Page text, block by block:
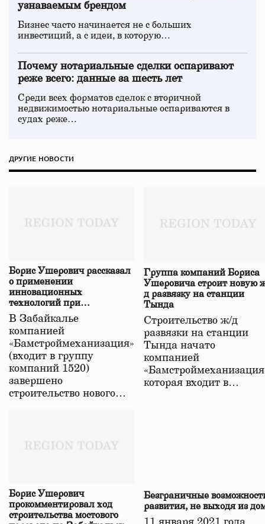
узнаваемым брендом
Бизнес часто начинается не с больших
инвестиций, а с идеи, в которую…
Почему нотариальные сделки оспаривают
реже всего: данные за шесть лет
Среди всех форматов сделок с вторичной
недвижимостью нотариальные оспариваются в
судах реже…
ДРУГИЕ НОВОСТИ
Борис Ушерович рассказал
о применении
инновационных
технологий при
строительстве нового моста
в Забайкалье
В Забайкалье
компанией
«Бамстроймеханизация»
(входит в группу
компаний 1520)
завершено
строительство нового…
Группа компаний Бориса
Ушеровича строит новую
д развязку на станции
Тында
Строительство ж/д
развязки на станции
Тында начато
компанией
которая входит в…
Борис Ушерович
прокомментировал ход
строительства мостового
Безграничные
развития, не выходя из